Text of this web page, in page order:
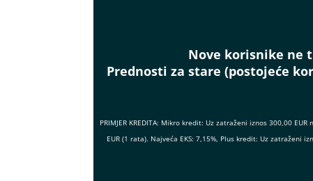
Nove korisnike ne
Prednosti za stare (postojeće
PRIMJER KREDITA: Mikro kredit: Uz zatraženi iznos 300,00
EUR (1 rata). Najveća EKS: 7,15%, Plus kredit: Uz zatraženi